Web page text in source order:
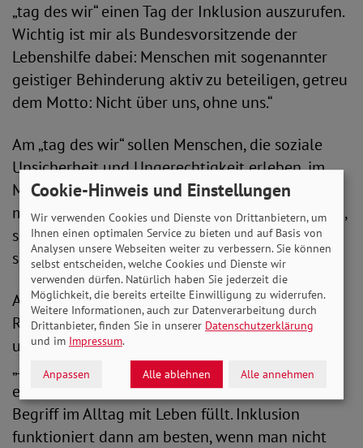
„tag des wir“ einen Tag der Inklusion auszurufen.
Wichtig ist mir als Bundesvorsitzende der
Lebenshilfe dabei: Menschen mit sogenannter
geistiger Behinderung aktiv zu beteiligen, getreu
dem Motto: Nicht über uns, ohne uns.“
Am „tag des wir“ sollen Menschen, die soziale
Unsicherheit und Ungerechtigkeit erleben, im
Mittelpunkt stehen. „An diesem Tag wollen wir
mit Ihnen nicht nur über soziale Inklusion reden,
sondern sie erlebbar machen und für alle
sichtbar transportieren“, so Bauer.
Auch Jan Haller, Kapitän der deutschen
Rollstuhlbasketball-Nationalmannschaft,
unterstützt den „tag des wir“ als Schirmherr.
„Jeder Mensch kann und muss einen Beitrag für
eine inklusive Gesellschaft leisten, indem er den
Begriff im Alltag mit Leben füllt. Inklusion
funktioniert dann am besten, wenn man nicht
Cookie-Hinweis und Einstellungen
Wir verwenden Cookies und Dienste von Drittanbietern, um
Ihnen einen optimalen Service zu bieten und auf Basis von
Analysen unsere Webseiten weiter zu verbessern. Sie können
selbst entscheiden, welche Cookies und Dienste wir
verwenden dürfen. Natürlich haben Sie jederzeit die
Möglichkeit, die bereits erteilte Einwilligung zu widerrufen.
Weitere Informationen, auch zur Datenverarbeitung durch
Drittanbieter, finden Sie in unserer Datenschutzerklärung
und im Impressum.
Anpassen Alle ablehnen Alle annehmen